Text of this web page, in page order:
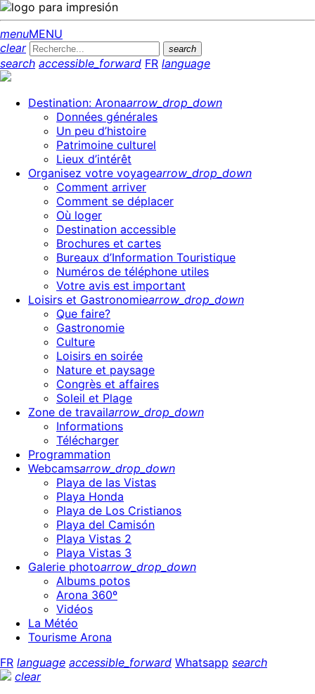
menuMENU
clear
search
search accessible_forward FR language
Destination: Aronaarrow_drop_down
Données générales
Un peu d’histoire
Patrimoine culturel
Lieux d’intérêt
Organisez votre voyagearrow_drop_down
Comment arriver
Comment se déplacer
Où loger
Destination accessible
Brochures et cartes
Bureaux d’Information Touristique
Numéros de téléphone utiles
Votre avis est important
Loisirs et Gastronomiearrow_drop_down
Que faire?
Gastronomie
Culture
Loisirs en soirée
Nature et paysage
Congrès et affaires
Soleil et Plage
Zone de travailarrow_drop_down
Informations
Télécharger
Programmation
Webcamsarrow_drop_down
Playa de las Vistas
Playa Honda
Playa de Los Cristianos
Playa del Camisón
Playa Vistas 2
Playa Vistas 3
Galerie photoarrow_drop_down
Albums potos
Arona 360º
Vidéos
La Météo
Tourisme Arona
FR language accessible_forward Whatsapp search
clear